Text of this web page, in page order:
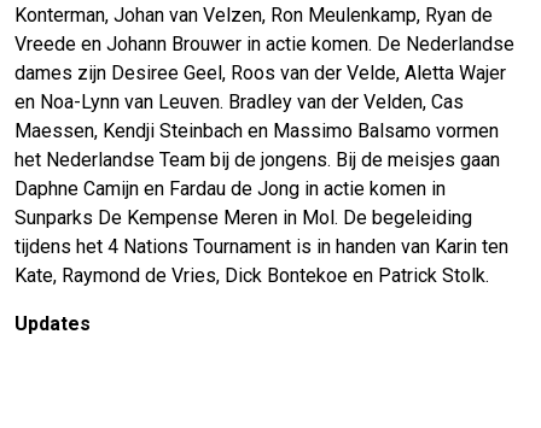
Konterman, Johan van Velzen, Ron Meulenkamp, Ryan de
Vreede en Johann Brouwer in actie komen. De Nederlandse
dames zijn Desiree Geel, Roos van der Velde, Aletta Wajer
en Noa-Lynn van Leuven. Bradley van der Velden, Cas
Maessen, Kendji Steinbach en Massimo Balsamo vormen
het Nederlandse Team bij de jongens. Bij de meisjes gaan
Daphne Camijn en Fardau de Jong in actie komen in
Sunparks De Kempense Meren in Mol. De begeleiding
tijdens het 4 Nations Tournament is in handen van Karin ten
Kate, Raymond de Vries, Dick Bontekoe en Patrick Stolk.
Updates